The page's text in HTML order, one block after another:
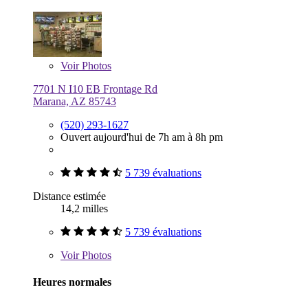
VoirPhotos
7701 N I10 EB Frontage Rd
Marana, AZ 85743
(520) 293-1627
Ouvert aujourd'hui de 7h am à 8h pm
5 739 évaluations
Distance estimée
14,2 milles
5 739 évaluations
VoirPhotos
Heures normales